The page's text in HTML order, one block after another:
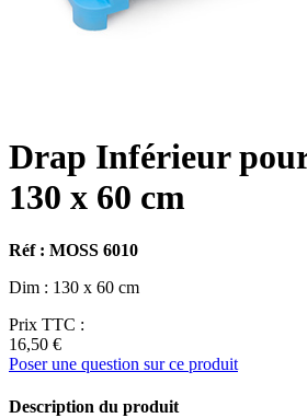
Drap Inférieur
130 x 60 cm
Réf : MOSS 6010
Dim : 130 x 60 cm
Prix TTC :
16,50 €
Poser une question sur ce produit
Description du produit